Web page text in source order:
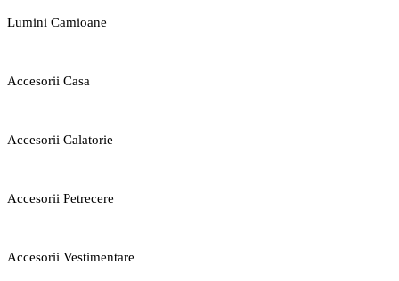
Lumini Camioane
Accesorii Casa
Accesorii Calatorie
Accesorii Petrecere
Accesorii Vestimentare